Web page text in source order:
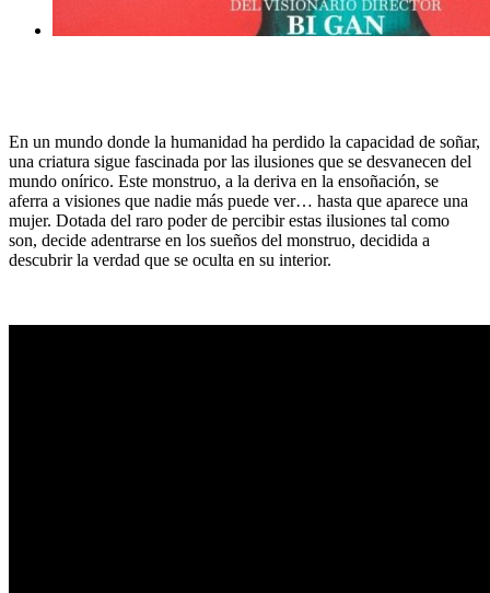
En un mundo donde la humanidad ha perdido la capacidad de soñar,
una criatura sigue fascinada por las ilusiones que se desvanecen del
mundo onírico. Este monstruo, a la deriva en la ensoñación, se
aferra a visiones que nadie más puede ver… hasta que aparece una
mujer. Dotada del raro poder de percibir estas ilusiones tal como
son, decide adentrarse en los sueños del monstruo, decidida a
descubrir la verdad que se oculta en su interior.